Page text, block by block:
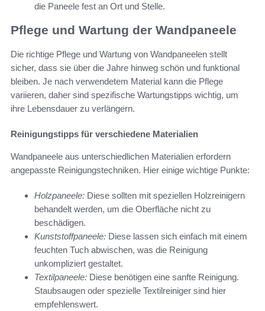
die Paneele fest an Ort und Stelle.
Pflege und Wartung der Wandpaneele
Die richtige Pflege und Wartung von Wandpaneelen stellt
sicher, dass sie über die Jahre hinweg schön und funktional
bleiben. Je nach verwendetem Material kann die Pflege
variieren, daher sind spezifische Wartungstipps wichtig, um
ihre Lebensdauer zu verlängern.
Reinigungstipps für verschiedene Materialien
Wandpaneele aus unterschiedlichen Materialien erfordern
angepasste Reinigungstechniken. Hier einige wichtige Punkte:
Holzpaneele: Diese sollten mit speziellen Holzreinigern
behandelt werden, um die Oberfläche nicht zu
beschädigen.
Kunststoffpaneele: Diese lassen sich einfach mit einem
feuchten Tuch abwischen, was die Reinigung
unkompliziert gestaltet.
Textilpaneele: Diese benötigen eine sanfte Reinigung.
Staubsaugen oder spezielle Textilreiniger sind hier
empfehlenswert.